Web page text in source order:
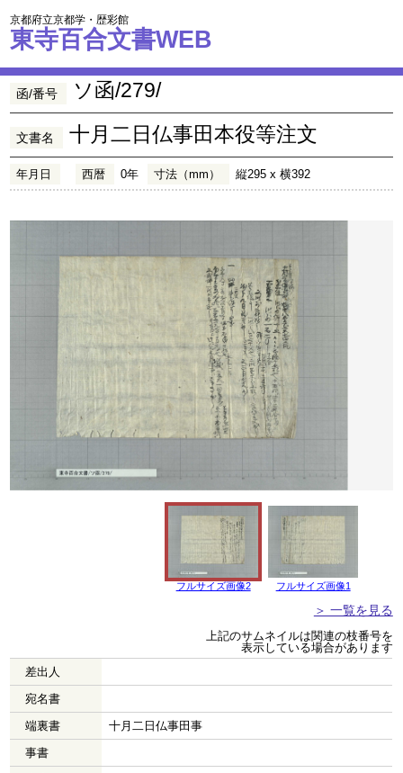
京都府立京都学・歴彩館
東寺百合文書WEB
函/番号 ソ函/279/
文書名 十月二日仏事田本役等注文
年月日 西暦 0年 寸法（mm） 縦295 x 横392
フルサイズ画像2 フルサイズ画像1
＞ 一覧を見る
上記のサムネイルは関連の枝番号を
表示している場合があります
差出人
宛名書
端裏書
十月二日仏事田事
事書